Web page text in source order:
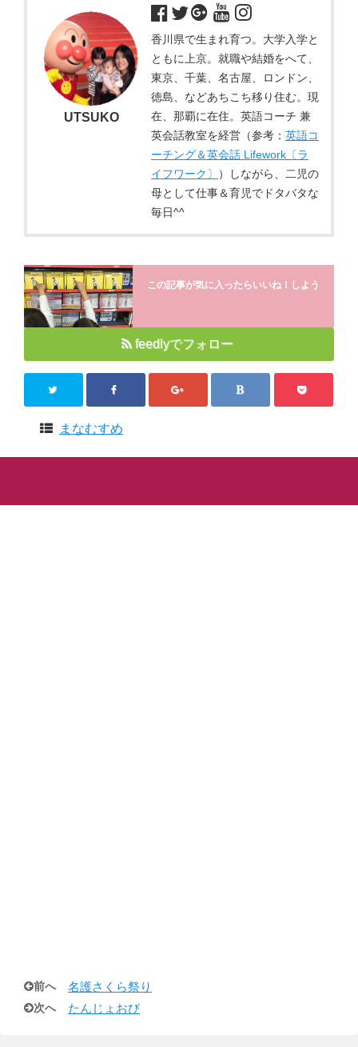
香川県で生まれ育つ。大学入学と
ともに上京。就職や結婚をへて、
東京、千葉、名古屋、ロンドン、
徳島、などあちこち移り住む。現
在、那覇に在住。英語コーチ 兼
英会話教室を経営（参考： 英語コ
ーチング＆英会話 Lifework〔ラ
イフワーク〕
）しながら、二児の
母として仕事＆育児でドタバタな
毎日^^
UTSUKO
この記事が気に入ったらいいね！しよう
feedlyでフォロー
まなむすめ
前へ 名護さくら祭り
次へ たんじょおび